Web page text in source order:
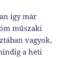
így már
műszaki
vagyok,
a heti